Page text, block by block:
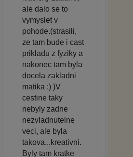
ale dalo se to
vymyslet v
pohode.(strasili,
ze tam bude i cast
prikladu z fyziky a
nakonec tam byla
docela zakladni
matika :) )V
cestine taky
nebyly zadne
nezvladnutelne
veci, ale byla
takova...kreativni.
Byly tam kratke